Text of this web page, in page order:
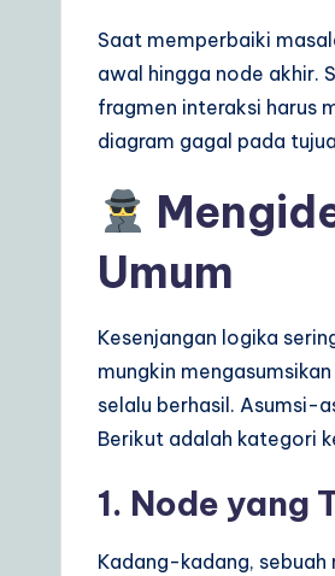
Saat memperbaiki
awal hingga node akhir.
fragmen interaksi harus
diagram gagal pada
Umum
Kesenjangan logika
mungkin
selalu berhasil. Asumsi-
Berikut adalah kategori
1. Node yang
Kadang-kadang,